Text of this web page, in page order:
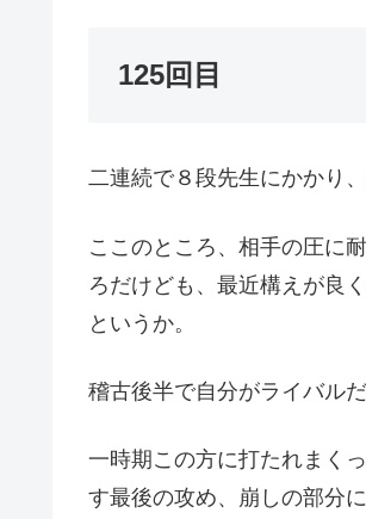
125回目
二連続で８段先生にかかり、
ここのところ、相手の圧に
ろだけども、最近構えが良
というか。
稽古後半で自分がライバル
一時期この方に打たれまく
す最後の攻め、崩しの部分